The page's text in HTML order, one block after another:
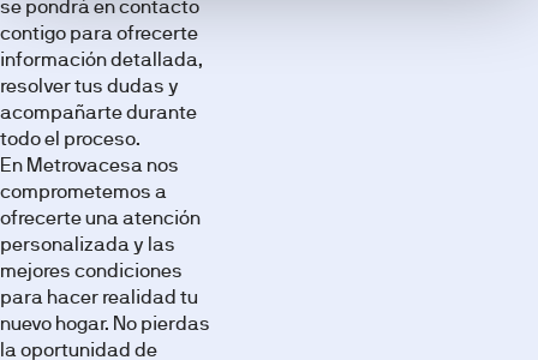
se pondrá en contacto
contigo para ofrecerte
información detallada,
resolver tus dudas y
acompañarte durante
todo el proceso.
En Metrovacesa nos
comprometemos a
ofrecerte una atención
personalizada y las
mejores condiciones
para hacer realidad tu
nuevo hogar. No pierdas
la oportunidad de
a través
de
nuestra
galería de
imágenes.